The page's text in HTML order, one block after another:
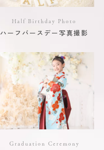
Half Birthday Photo
ハーフバースデー写真撮影
Graduation Ceremony